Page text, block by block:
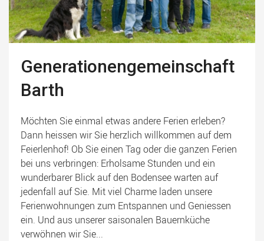
Generationengemeinschaft
Barth
Möchten Sie einmal etwas andere Ferien erleben?
Dann heissen wir Sie herzlich willkommen auf dem
Feierlenhof! Ob Sie einen Tag oder die ganzen Ferien
bei uns verbringen: Erholsame Stunden und ein
wunderbarer Blick auf den Bodensee warten auf
jedenfall auf Sie. Mit viel Charme laden unsere
Ferienwohnungen zum Entspannen und Geniessen
ein. Und aus unserer saisonalen Bauernküche
verwöhnen wir Sie...